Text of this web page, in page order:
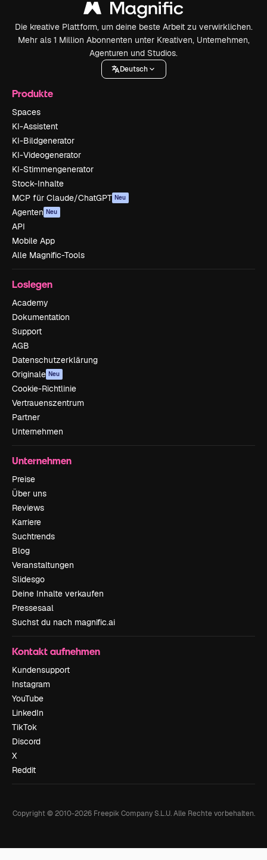
Die kreative Plattform, um deine beste Arbeit zu verwirklichen.
Mehr als 1 Million Abonnenten unter Kreativen, Unternehmen,
Agenturen und Studios.
Deutsch
Produkte
Spaces
KI-Assistent
KI-Bildgenerator
KI-Videogenerator
KI-Stimmengenerator
Stock-Inhalte
MCP für Claude/ChatGPT Neu
Agenten Neu
API
Mobile App
Alle Magnific-Tools
Loslegen
Academy
Dokumentation
Support
AGB
Datenschutzerklärung
Originale Neu
Cookie-Richtlinie
Vertrauenszentrum
Partner
Unternehmen
Unternehmen
Preise
Über uns
Reviews
Karriere
Suchtrends
Blog
Veranstaltungen
Slidesgo
Deine Inhalte verkaufen
Pressesaal
Suchst du nach magnific.ai
Kontakt aufnehmen
Kundensupport
Instagram
YouTube
LinkedIn
TikTok
Discord
X
Reddit
Copyright © 2010-2026Freepik Company S.L.U. Alle Rechte vorbehalten.